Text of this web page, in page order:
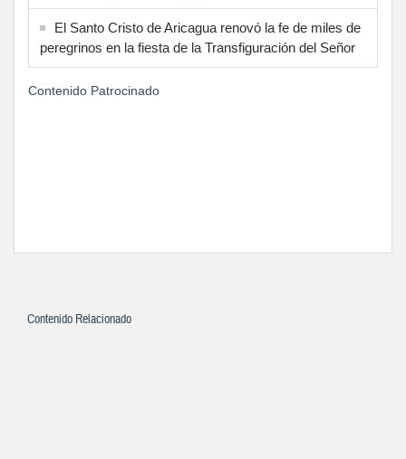
El Santo Cristo de Aricagua renovó la fe de miles de
peregrinos en la fiesta de la Transfiguración del Señor
Contenido Patrocinado
Contenido Relacionado